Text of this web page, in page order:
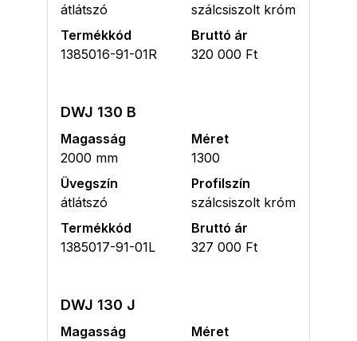
átlátszó
szálcsiszolt króm
Termékkód
1385016-91-01R
Bruttó ár
320 000 Ft
DWJ 130 B
Magasság
2000 mm
Méret
1300
Üvegszín
átlátszó
Profilszín
szálcsiszolt króm
Termékkód
1385017-91-01L
Bruttó ár
327 000 Ft
DWJ 130 J
Magasság
Méret